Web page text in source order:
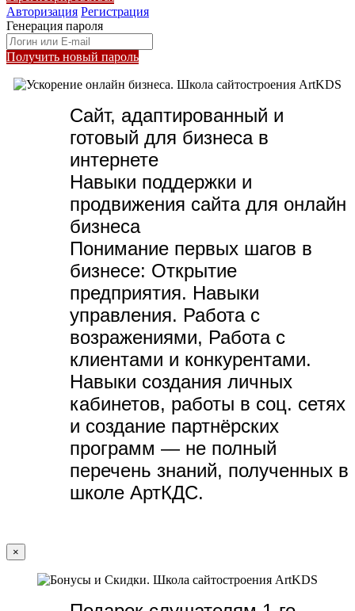
Авторизация Регистрация
Генерация пароля
Получить новый пароль
Сайт, адаптированный и
готовый для бизнеса в
интернете
Навыки поддержки и
продвижения сайта для онлайн
бизнеса
Понимание первых шагов в
бизнесе: Открытие
предприятия. Навыки
управления. Работа с
возражениями, Работа с
клиентами и конкурентами.
Навыки создания личных
кабинетов, работы в соц. сетях
и создание партнёрских
программ — не полный
перечень знаний, полученных в
школе АртКДС.
×